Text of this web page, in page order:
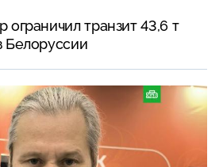
ограничил транзит 43,6 т
Белоруссии